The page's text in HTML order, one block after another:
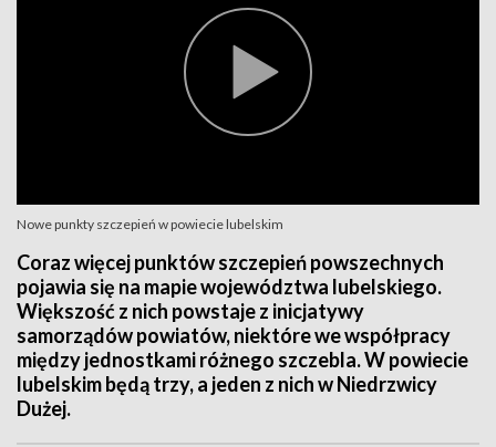
Nowe punkty szczepień w powiecie lubelskim
Coraz więcej punktów szczepień powszechnych
pojawia się na mapie województwa lubelskiego.
Większość z nich powstaje z inicjatywy
samorządów powiatów, niektóre we współpracy
między jednostkami różnego szczebla. W powiecie
lubelskim będą trzy, a jeden z nich w Niedrzwicy
Dużej.